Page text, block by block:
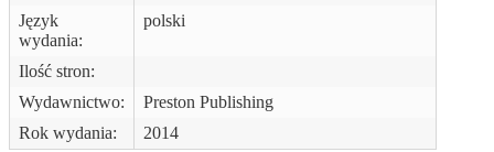
Język
wydania:
polski
Ilość stron:
Wydawnictwo:
Preston Publishing
Rok wydania:
2014